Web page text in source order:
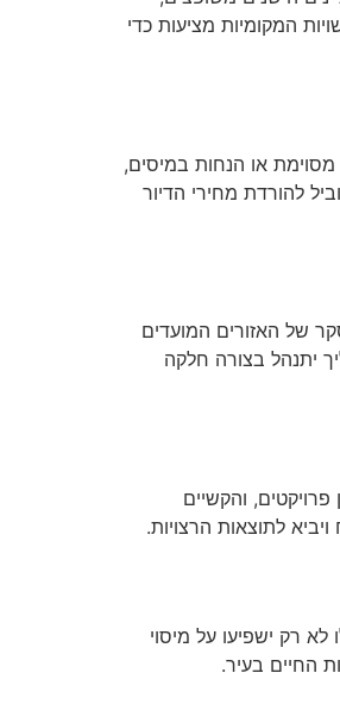
המקומיות מציעות כדי
או הנחות במיסים,
להורדת מחירי הדיור
של האזורים המועדים
יתנהל בצורה חלקה
והקשיים
לתוצאות הרצויות.
רק ישפיעו על מיסוי
החיים בעיר.